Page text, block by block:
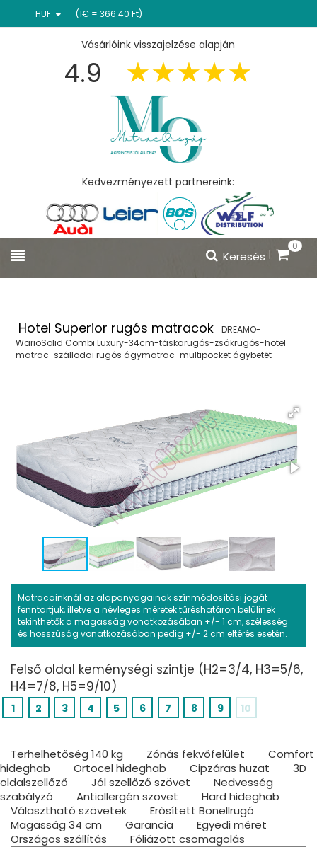
HUF (1€ = 366.40 Ft)
Vásárlóink visszajelzése alapján
4.9
Kedvezményezett partnereink:
0
Keresés
Hotel Superior rugós matracok
DREAMO-
WarioSolid Combi Luxury-34cm-táskarugós-zsákrugós-hotel
matrac-szállodai rugós ágymatrac-multipocket ágybetét
Matracainknál az alapanyagainak színmódosítási jogát
fenntartjuk, illetve a névleges méretek tűréshatáron belülinek
tekinthetők a magasság vonatkozásában +/- 1 cm, szélesség
és hosszúság vonatkozásában pedig +/- 2 cm eltérés esetén.
Felső oldal keménységi szintje (H2=3/4, H3=5/6,
H4=7/8, H5=9/10)
1 2 3 4 5 6 7 8 9 10
Terhelhetőség 140 kg Zónás fekvőfelület
Comfort
hideghab
Ortocel hideghab Cipzáras huzat
3D
oldalszellőző
Jól szellőző szövet
Nedvesség
szabályzó
Antiallergén szövet
Hard hideghab
Választható szövetek
Erősített Bonellrugó
Magasság 34 cm
Garancia
Egyedi méret
Országos szállítás
Fóliázott csomagolás